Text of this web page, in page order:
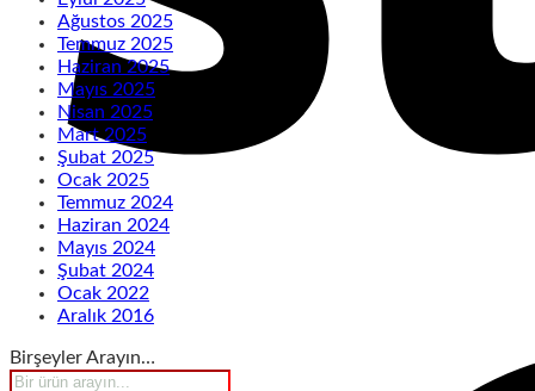
Ağustos 2025
Temmuz 2025
Haziran 2025
Mayıs 2025
Nisan 2025
Mart 2025
Şubat 2025
Ocak 2025
Temmuz 2024
Haziran 2024
Mayıs 2024
Şubat 2024
Ocak 2022
Aralık 2016
Birşeyler Arayın…
Products